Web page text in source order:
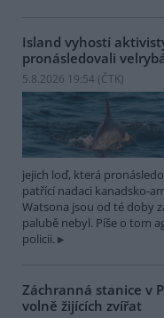
Island vyhostí
pronásledovali
5.8.2026 19:54 (ČTK)
jejich loď, která
patřící nadaci kanadsko-
Watsona jsou od té doby
palubě nebyl. Píše o tom
policii.
Záchranná stanice v
volně žijících zvířat